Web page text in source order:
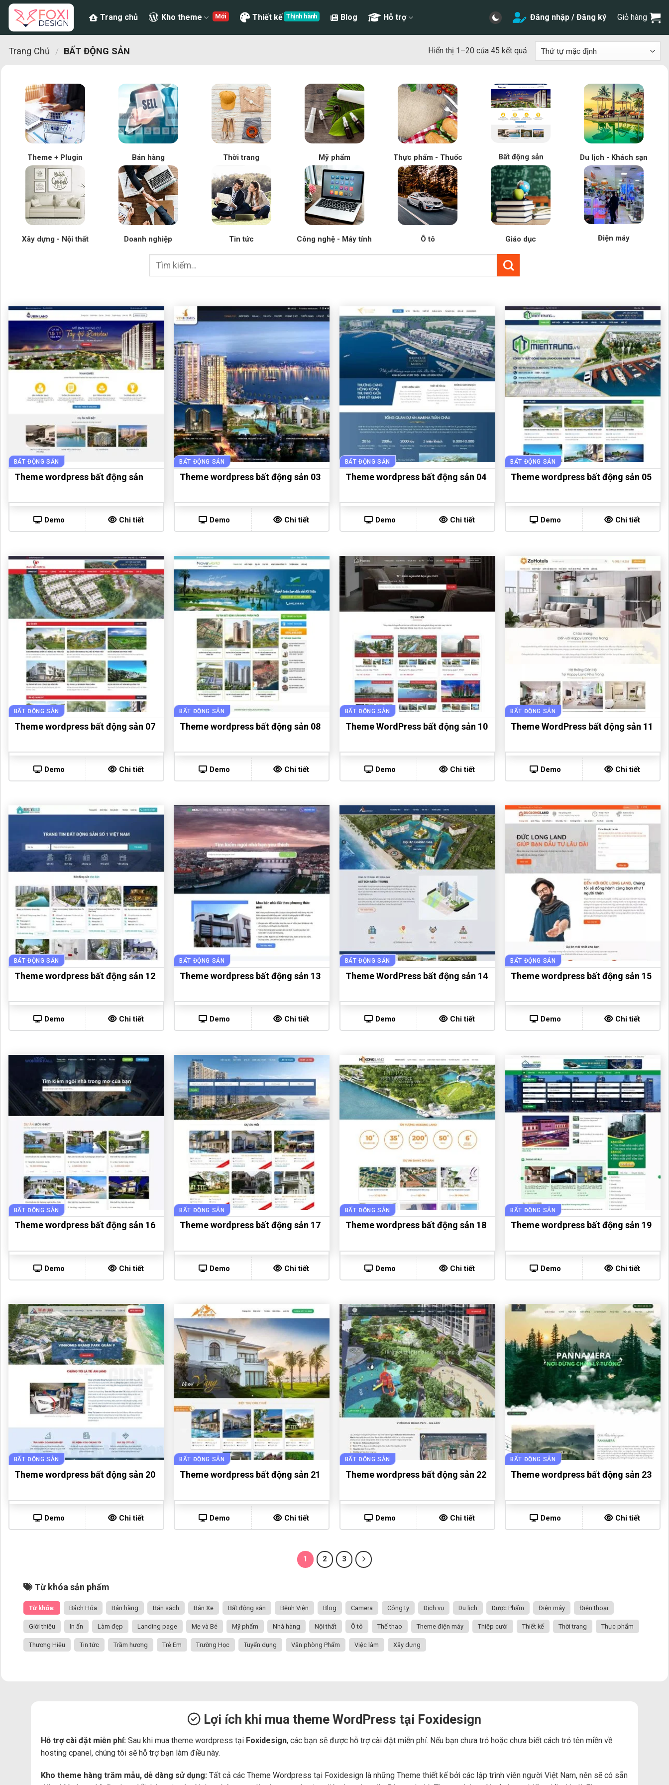
Chuyển
nội
Trang chủ Kho theme Thiết kế Blog Hỗ trợ Đăng nhập / Đăng ký Giỏ hàng
Trang Chủ / BẤT ĐỘNG SẢN Hiển thị 1–20 của 45 kết quả
Theme + Plugin Bán hàng Thời trang Mỹ phẩm Thực phẩm - Thuốc Bất động sản Du lịch - Khách sạn
Xây dựng - Nội thất Doanh nghiệp Tin tức Công nghệ - Máy tính Ô tô Giáo dục Điện máy
Tìm
BẤT ĐỘNG SẢN
Theme wordpress bất động sản
Demo Chi tiết
BẤT ĐỘNG SẢN
Theme wordpress bất động sản 03
Demo Chi tiết
BẤT ĐỘNG SẢN
Theme wordpress bất động sản 04
Demo Chi tiết
BẤT ĐỘNG SẢN
Theme wordpress bất động sản 05
Demo Chi tiết
BẤT ĐỘNG SẢN
Theme wordpress bất động sản 07
Demo Chi tiết
BẤT ĐỘNG SẢN
Theme wordpress bất động sản 08
Demo Chi tiết
BẤT ĐỘNG SẢN
Theme WordPress bất động sản 10
Demo Chi tiết
BẤT ĐỘNG SẢN
Theme WordPress bất động sản 11
Demo Chi tiết
BẤT ĐỘNG SẢN
Theme wordpress bất động sản 12
Demo Chi tiết
BẤT ĐỘNG SẢN
Theme wordpress bất động sản 13
Demo Chi tiết
BẤT ĐỘNG SẢN
Theme WordPress bất động sản 14
Demo Chi tiết
BẤT ĐỘNG SẢN
Theme wordpress bất động sản 15
Demo Chi tiết
BẤT ĐỘNG SẢN
Theme wordpress bất động sản 16
Demo Chi tiết
BẤT ĐỘNG SẢN
Theme wordpress bất động sản 17
Demo Chi tiết
BẤT ĐỘNG SẢN
Theme wordpress bất động sản 18
Demo Chi tiết
BẤT ĐỘNG SẢN
Theme wordpress bất động sản 19
Demo Chi tiết
BẤT ĐỘNG SẢN
Theme wordpress bất động sản 20
Demo Chi tiết
BẤT ĐỘNG SẢN
Theme wordpress bất động sản 21
Demo Chi tiết
BẤT ĐỘNG SẢN
Theme wordpress bất động sản 22
Demo Chi tiết
BẤT ĐỘNG SẢN
Theme wordpress bất động sản 23
Demo Chi tiết
1 2 3
Từ khóa sản phẩm
Từ khóa: Bách Hóa Bán hàng Bán sách Bán Xe Bất động sản Bệnh Viện Blog Camera Công ty Dịch vụ Du lịch Dược Phẩm Điện máy Điện thoại
Giới thiệu In ấn Làm đẹp Landing page Mẹ và Bé Mỹ phẩm Nhà hàng Nội thất Ô tô Thể thao Theme điện máy Thiệp cưới Thiết kế Thời trang Thực phẩm
Thương Hiệu Tin tức Trầm hương Trẻ Em Trường Học Tuyển dụng Văn phòng Phẩm Việc làm Xây dựng
Lợi ích khi mua theme WordPress tại Foxidesign
Hỗ trợ cài đặt miễn phí: Sau khi mua theme wordpress tại Foxidesign, các bạn sẽ được hỗ trợ cài đặt miễn phí. Nếu bạn chưa trỏ hoặc chưa biết cách trỏ tên miền về
hosting cpanel, chúng tôi sẽ hỗ trợ bạn làm điều này.
Kho theme hàng trăm mẫu, dễ dàng sử dụng: Tất cả các Theme Wordpress tại Foxidesign là những Theme thiết kế bởi các lập trình viên người Việt Nam, nên sẽ có sẵn